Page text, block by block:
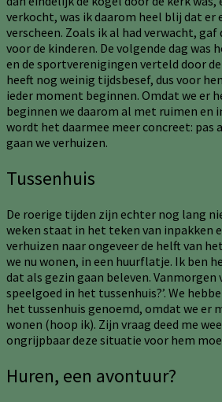
verkocht, was ik daarom heel blij dat er
verscheen. Zoals ik al had verwacht,
voor de kinderen. De volgende dag was
en de sportverenigingen verteld door
heeft nog weinig tijdsbesef, dus voor
ieder moment beginnen. Omdat we er
beginnen we daarom al met ruimen en
wordt het daarmee meer concreet: pas
gaan we verhuizen.
Tussenhuis
De roerige tijden zijn echter nog lang
weken staat in het teken van inpakken
verhuizen naar ongeveer de helft van
we nu wonen, in een huurflatje. Ik ben
dat als gezin gaan beleven. Vanmorgen
speelgoed in het tussenhuis?’. We
het tussenhuis genoemd, omdat we er
wonen (hoop ik). Zijn vraag deed me
ongrijpbaar deze situatie voor hem
Huren, een avontuur?